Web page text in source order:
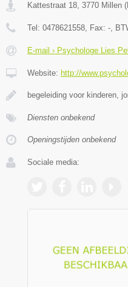
Kattestraat 18, 3770 Millen (
Tel: 0478621558, Fax: -,
E-mail › Psychologe Lies
Website: http://
begeleiding voor kinderen,
Diensten onbekend
Openingstijden onbekend
Sociale media: